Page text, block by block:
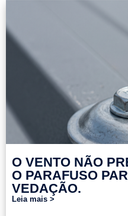
O VENTO NÃO
O PARAFUSO
VEDAÇÃO.
Leia mais >